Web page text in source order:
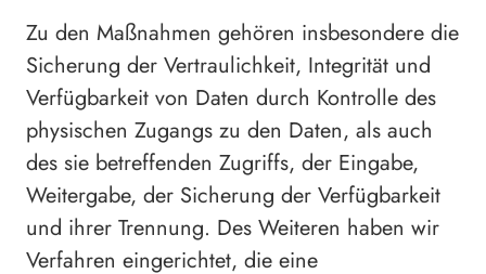
Zu den Maßnahmen gehören insbesondere die
Sicherung der Vertraulichkeit, Integrität und
Verfügbarkeit von Daten durch Kontrolle des
physischen Zugangs zu den Daten, als auch
des sie betreffenden Zugriffs, der Eingabe,
Weitergabe, der Sicherung der Verfügbarkeit
und ihrer Trennung. Des Weiteren haben wir
Verfahren eingerichtet, die eine